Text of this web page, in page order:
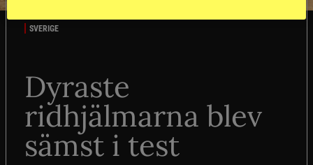
SVERIGE
Dyraste
ridhjälmarna blev
sämst i test